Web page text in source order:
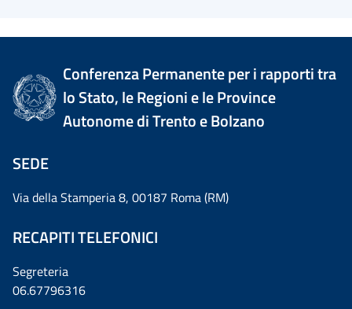
Conferenza Permanente per i rapporti tra
lo Stato, le Regioni e le Province
Autonome di Trento e Bolzano
SEDE
Via della Stamperia 8, 00187 Roma (RM)
RECAPITI TELEFONICI
Segreteria
06.67796316